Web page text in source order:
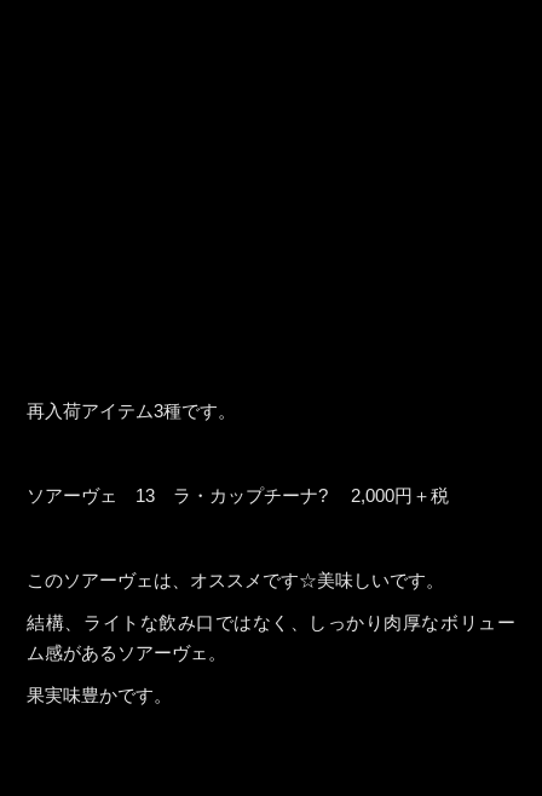
再入荷アイテム3種です。
ソアーヴェ 13 ラ・カップチーナ? 2,000円＋税
このソアーヴェは、オススメです☆美味しいです。
結構、ライトな飲み口ではなく、しっかり肉厚なボリュー
ム感があるソアーヴェ。
果実味豊かです。